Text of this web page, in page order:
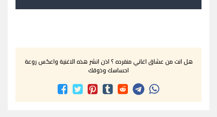
هل انت من عشاق اغاني منفرده ؟ اذن انشر هذه الاغنية واعكس روعة
احساسك وذوقك